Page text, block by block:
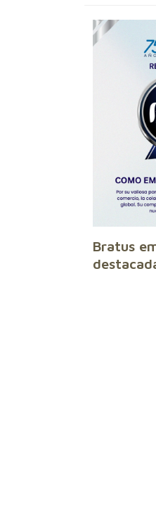
Bratus